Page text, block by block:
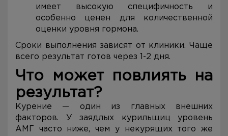
имеет высокую специфичность и
особенно ценен для количественной
оценки уровня гормона.
Сроки выполнения зависят от клиники. Чаще
всего результат готов через 1-2 дня.
Что может повлиять на
результат?
Курение — один из главных внешних
факторов. У заядлых курильщиц уровень
АМГ часто ниже, чем у некурящих того же